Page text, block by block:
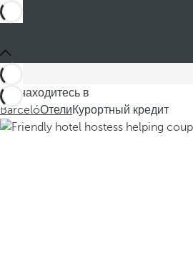
Вы находитесь в
BarcelóОтелиКурортный кредит